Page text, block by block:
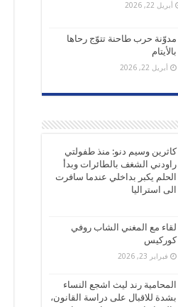
أبريل 22, 2026
مدوّنة حرب طاحنة تتوّج رحاها
بالأيتام
أبريل 22, 2026
كاثرين وسيم دنو: منذ طفولتي
راودني الشغف بالطائرات وبدأ
الحلم يكبر بداخلي عندما سافرت
الى استراليا
لقاء مع المغني الشاب روفي
كوركيس
فبراير 23, 2026
المحامية رند ليث اشجع النساء
بشدة للاقبال على دراسة القانون،